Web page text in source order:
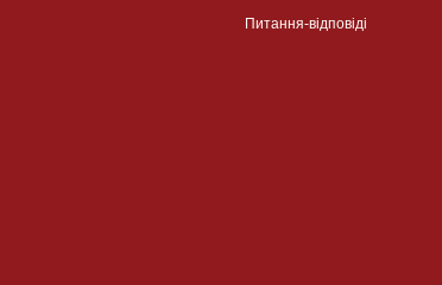
Питання-відповіді